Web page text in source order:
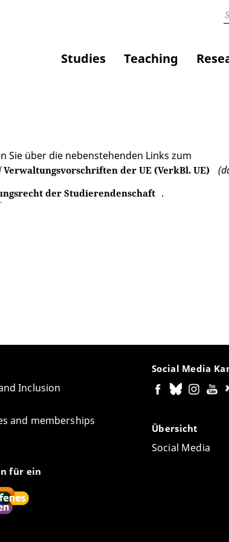
Studies Teaching
über die nebenstehenden Links zum
Verwaltungsvorschriften der UE (VerkBl. UE)
der Studierendenschaft .
Inclusion
and memberships
für ein
Social Media
Übersicht
Social Media